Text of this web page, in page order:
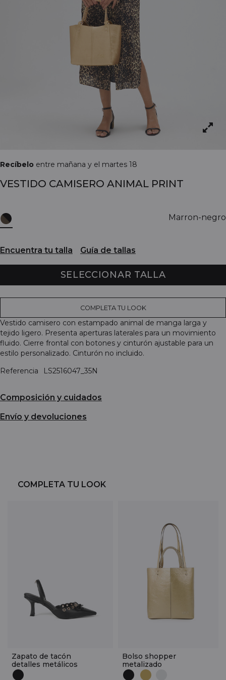
Recíbelo entre mañana y el martes 18
VESTIDO CAMISERO ANIMAL PRINT
Marron-negro
Encuentra tu talla Guía de tallas
SELECCIONAR TALLA
COMPLETA TU LOOK
Vestido camisero con estampado animal de manga larga y
tejido ligero. Presenta aperturas laterales para un movimiento
fluido. Cierre frontal con botones y cinturón ajustable para un
estilo personalizado. Cinturón no incluido.
Referencia
LS2516047_35N
Composición y cuidados
Envío y devoluciones
COMPLETA TU LOOK
Zapato de tacón
detalles metálicos
Bolso shopper
metalizado